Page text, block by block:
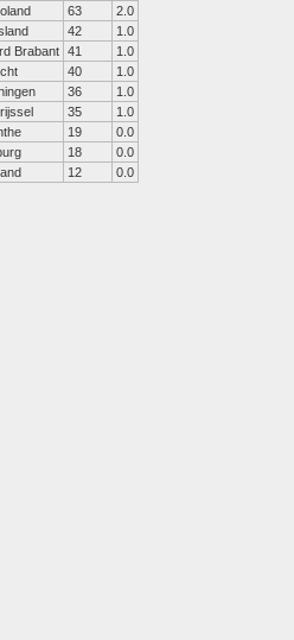
63
2.0
42
1.0
Brabant 41
1.0
40
1.0
36
1.0
35
1.0
19
0.0
18
0.0
12 0.0